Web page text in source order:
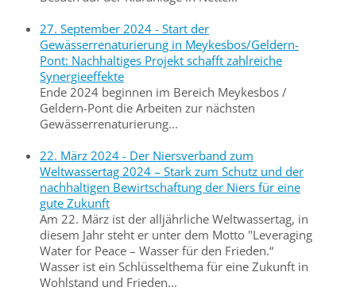
27. September 2024 - Start der
Gewässerrenaturierung in Meykesbos/Geldern-
Pont: Nachhaltiges Projekt schafft zahlreiche
Synergieeffekte
Ende 2024 beginnen im Bereich Meykesbos /
Geldern-Pont die Arbeiten zur nächsten
Gewässerrenaturierung...
22. März 2024 - Der Niersverband zum
Weltwassertag 2024 – Stark zum Schutz und der
nachhaltigen Bewirtschaftung der Niers für eine
gute Zukunft
Am 22. März ist der alljährliche Weltwassertag, in
diesem Jahr steht er unter dem Motto "Leveraging
Water for Peace – Wasser für den Frieden.“
Wasser ist ein Schlüsselthema für eine Zukunft in
Wohlstand und Frieden...